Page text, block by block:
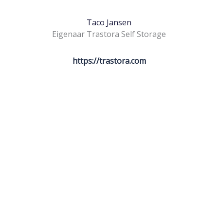
Taco Jansen
⁠Eigenaar Trastora Self Storage
https://trastora.com